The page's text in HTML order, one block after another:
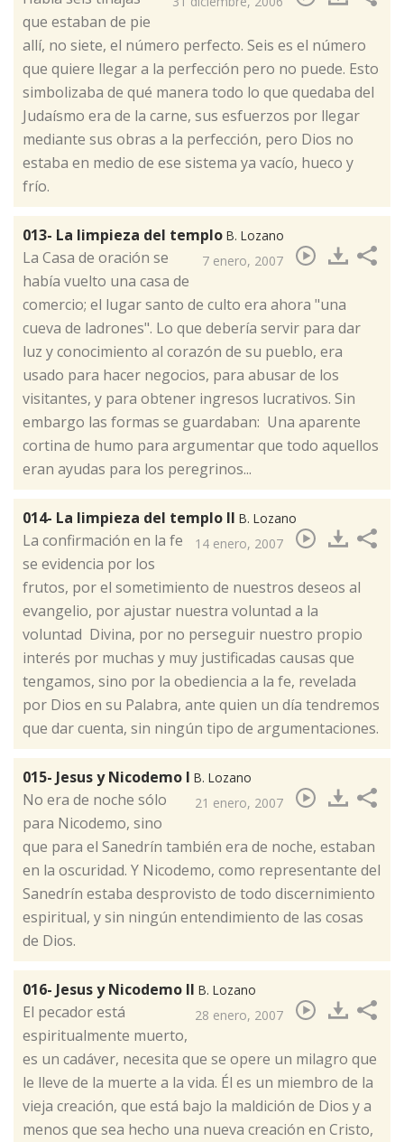
que estaban de pie
allí, no siete, el número perfecto. Seis es el número
que quiere llegar a la perfección pero no puede. Esto
simbolizaba de qué manera todo lo que quedaba del
Judaísmo era de la carne, sus esfuerzos por llegar
mediante sus obras a la perfección, pero Dios no
estaba en medio de ese sistema ya vacío, hueco y
frío.
013- La limpieza del templo B. Lozano
7 enero, 2007
​La Casa de oración se
había vuelto una casa de
comercio; el lugar santo de culto era ahora "una
cueva de ladrones". Lo que debería servir para dar
luz y conocimiento al corazón de su pueblo, era
usado para hacer negocios, para abusar de los
visitantes, y para obtener ingresos lucrativos. Sin
embargo las formas se guardaban: Una aparente
cortina de humo para argumentar que todo aquellos
eran ayudas para los peregrinos...
014- La limpieza del templo II B. Lozano
14 enero, 2007
​La confirmación en la fe
se evidencia por los
frutos, por el sometimiento de nuestros deseos al
evangelio, por ajustar nuestra voluntad a la
voluntad Divina, por no perseguir nuestro propio
interés por muchas y muy justificadas causas que
tengamos, sino por la obediencia a la fe, revelada
por Dios en su Palabra, ante quien un día tendremos
que dar cuenta, sin ningún tipo de argumentaciones.
015- Jesus y Nicodemo I B. Lozano
21 enero, 2007
​No era de noche sólo
para Nicodemo, sino
que para el Sanedrín también era de noche, estaban
en la oscuridad. Y Nicodemo, como representante del
Sanedrín estaba desprovisto de todo discernimiento
espiritual, y sin ningún entendimiento de las cosas
de Dios.
016- Jesus y Nicodemo II B. Lozano
28 enero, 2007
​El pecador está
espiritualmente muerto,
es un cadáver, necesita que se opere un milagro que
le lleve de la muerte a la vida. Él es un miembro de la
vieja creación, que está bajo la maldición de Dios y a
menos que sea hecho una nueva creación en Cristo,